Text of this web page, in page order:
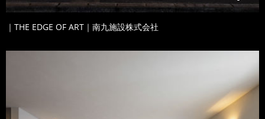
｜THE EDGE OF ART｜南九施設株式会社